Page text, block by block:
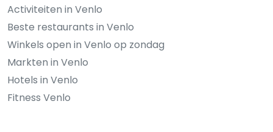
Activiteiten in Venlo
Beste restaurants in Venlo
Winkels open in Venlo op zondag
Markten in Venlo
Hotels in Venlo
Fitness Venlo